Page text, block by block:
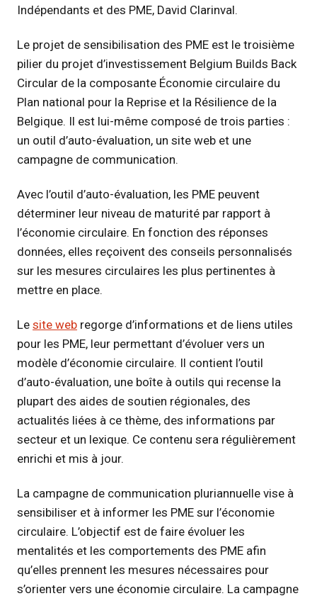
Indépendants et des PME, David Clarinval.
Le projet de sensibilisation des PME est le troisième
pilier du projet d’investissement Belgium Builds Back
Circular de la composante Économie circulaire du
Plan national pour la Reprise et la Résilience de la
Belgique. Il est lui-même composé de trois parties :
un outil d’auto-évaluation, un site web et une
campagne de communication.
Avec l’outil d’auto-évaluation, les PME peuvent
déterminer leur niveau de maturité par rapport à
l’économie circulaire. En fonction des réponses
données, elles reçoivent des conseils personnalisés
sur les mesures circulaires les plus pertinentes à
mettre en place.
Le site web regorge d’informations et de liens utiles
pour les PME, leur permettant d’évoluer vers un
modèle d’économie circulaire. Il contient l’outil
d’auto-évaluation, une boîte à outils qui recense la
plupart des aides de soutien régionales, des
actualités liées à ce thème, des informations par
secteur et un lexique. Ce contenu sera régulièrement
enrichi et mis à jour.
La campagne de communication pluriannuelle vise à
sensibiliser et à informer les PME sur l’économie
circulaire. L’objectif est de faire évoluer les
mentalités et les comportements des PME afin
qu’elles prennent les mesures nécessaires pour
s’orienter vers une économie circulaire. La campagne